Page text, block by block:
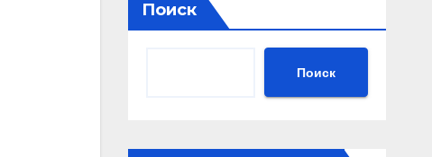
Поиск
Поиск